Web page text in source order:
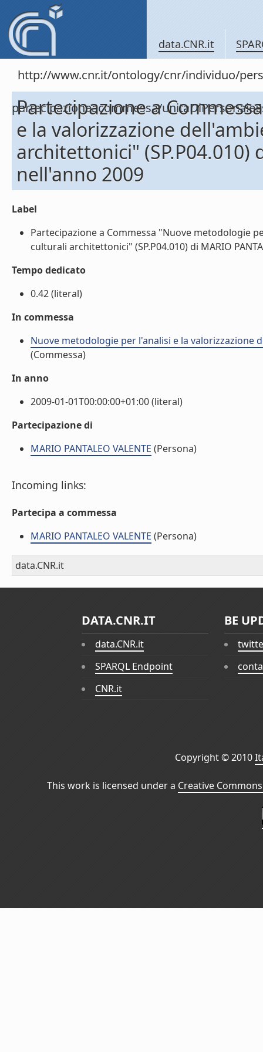
data.CNR.it
http://www.cnr.it/ontology/cnr/individuo/
partecipazioneacommessa/
Partecipazione a
e la valorizzazione
architettonici" (SP.P04.010)
nell'anno 2009
Label
Partecipazione a Commessa "Nuove metodologie
culturali architettonici" (SP.P04.010) di MARIO
Tempo dedicato
0.42 (literal)
In commessa
Nuove metodologie per l'analisi e la valorizzazione
(Commessa)
In anno
2009-01-01T00:00:00+01:00 (literal)
Partecipazione di
MARIO PANTALEO VALENTE (Persona)
Incoming links:
Partecipa a commessa
MARIO PANTALEO VALENTE (Persona)
data.CNR.it
DATA.CNR.IT
data.CNR.it
SPARQL Endpoint
CNR.it
BE
Copyright © 2010
This work is licensed under a Creative